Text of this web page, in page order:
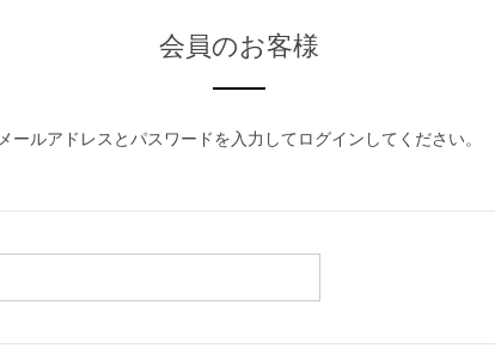
会員のお客様
メールアドレスとパスワードを入力してログインしてください。